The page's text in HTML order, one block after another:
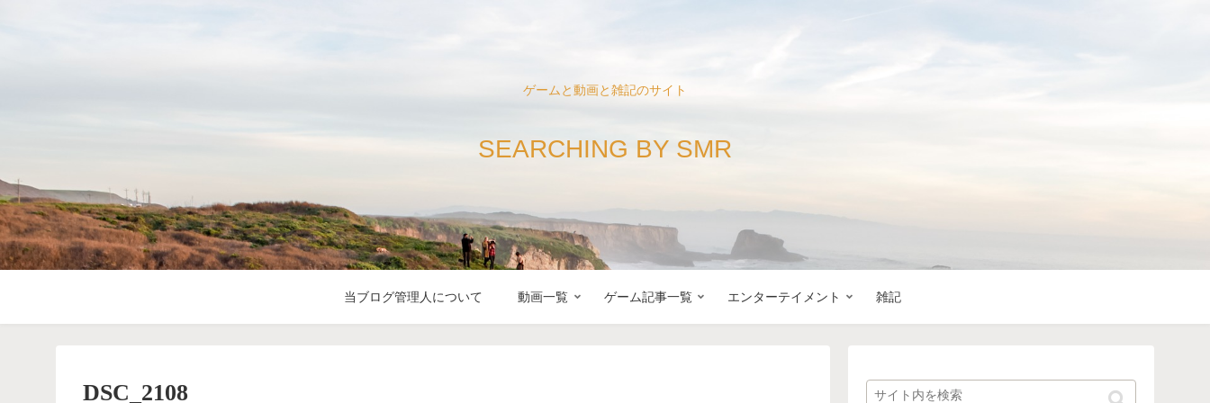
ゲームと動画と雑記のサイト
SEARCHING BY SMR
当ブログ管理人について 動画一覧 ゲーム記事一覧 エンターテイメント 雑記
DSC_2108